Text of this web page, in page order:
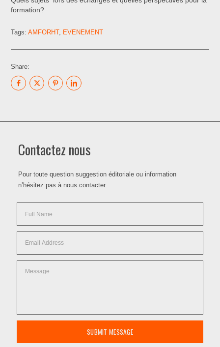
formation?
Tags:AMFORHT, EVENEMENT
Share:
Contactez nous
Pour toute question suggestion éditoriale ou information
n’hésitez pas à nous contacter.
SUBMIT MESSAGE